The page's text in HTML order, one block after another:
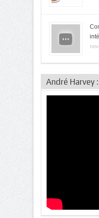
André Harvey